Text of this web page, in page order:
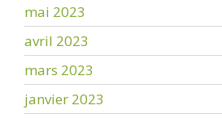
mai 2023
avril 2023
mars 2023
janvier 2023